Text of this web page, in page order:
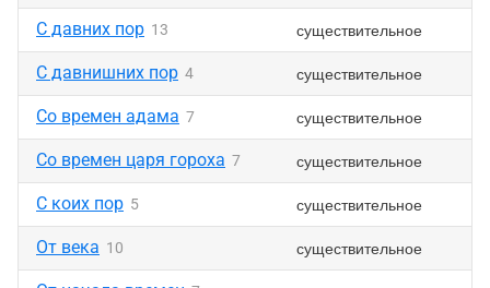
С давних пор 13 существительное
С давнишних пор 4 существительное
Со времен адама 7 существительное
Со времен царя гороха 7 существительное
С коих пор 5 существительное
От века 10 существительное